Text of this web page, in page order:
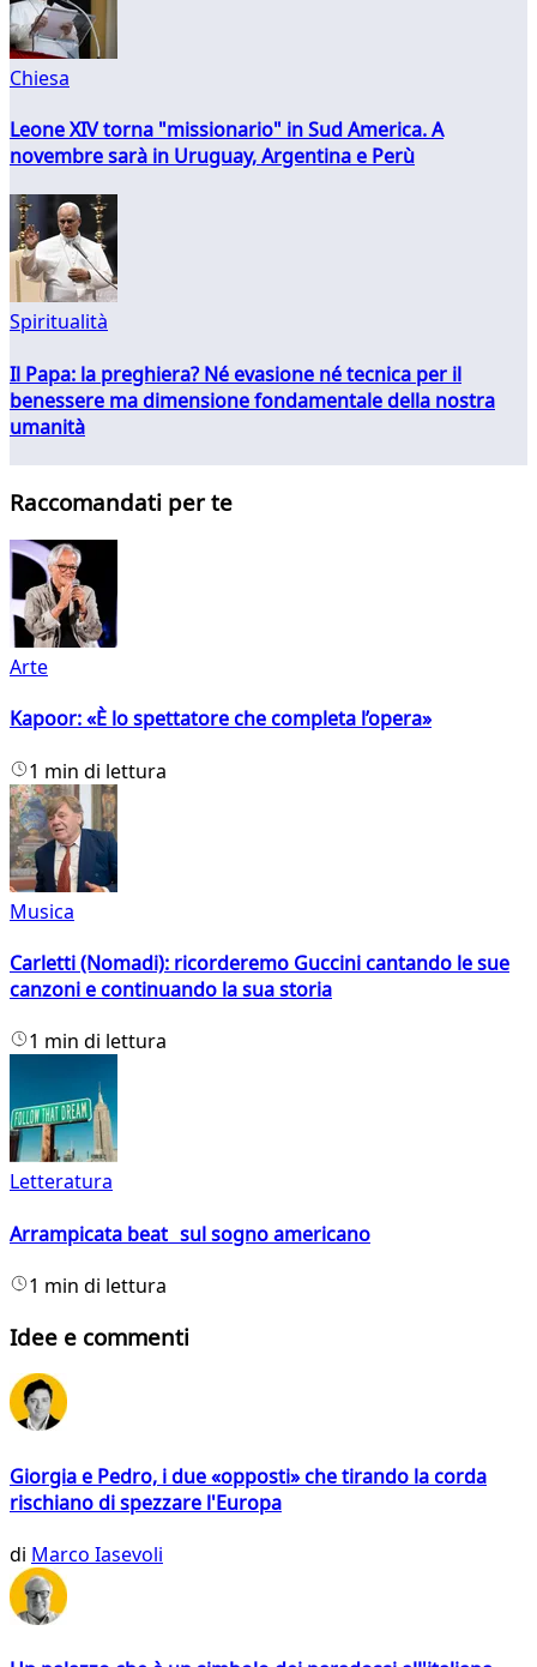
Chiesa
Leone XIV torna "missionario" in Sud America. A
novembre sarà in Uruguay, Argentina e Perù
Spiritualità
Il Papa: la preghiera? Né evasione né tecnica per il
benessere ma dimensione fondamentale della nostra
umanità
Raccomandati per te
Arte
Kapoor: «È lo spettatore che completa l’opera»
1 min di lettura
Musica
Carletti (Nomadi): ricorderemo Guccini cantando le sue
canzoni e continuando la sua storia
1 min di lettura
Letteratura
Arrampicata beat sul sogno americano
1 min di lettura
Idee e commenti
Giorgia e Pedro, i due «opposti» che tirando la corda
rischiano di spezzare l'Europa
di Marco Iasevoli